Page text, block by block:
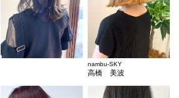
nambu-SKY
高橋 美波